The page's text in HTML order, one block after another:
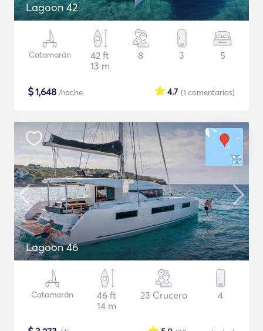
Lagoon 42
Catamarán
42 ft
13 m
8 3 5
$1,648 /noche (1 comentarios)
4.7
Lagoon 46
Catamarán
46 ft
14 m
23 Crucero 4